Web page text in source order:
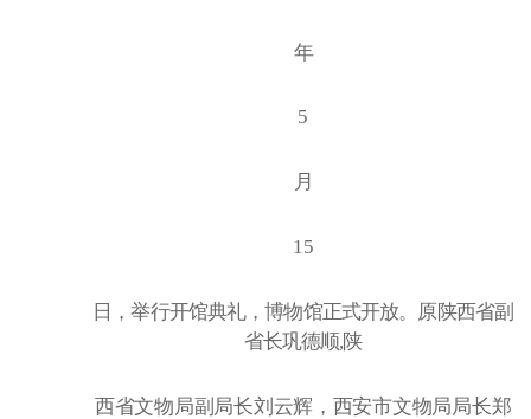
年
5
月
15
日，举行开馆典礼，博物馆正式开放。原陕西省副
省长巩德顺,陕
西省文物局副局长刘云辉，西安市文物局局长郑